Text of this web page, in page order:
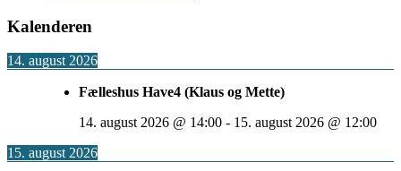
Kalenderen
14. august 2026
Fælleshus Have4 (Klaus og Mette)
14. august 2026 @ 14:00 - 15. august 2026 @ 12:00
15. august 2026